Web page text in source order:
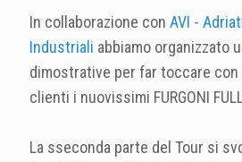
In collaborazione con AVI -
Industriali abbiamo organizzato
dimostrative per far toccare con
clienti i nuovissimi FURGONI
La sseconda parte del Tour si